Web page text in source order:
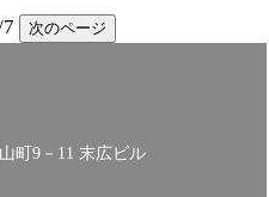
7 次のページ
町9－11 末広ビル